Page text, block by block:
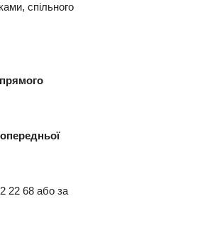
спільного
22 68 або за